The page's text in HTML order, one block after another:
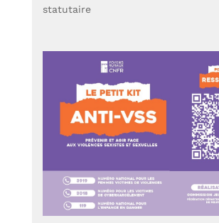
statutaire